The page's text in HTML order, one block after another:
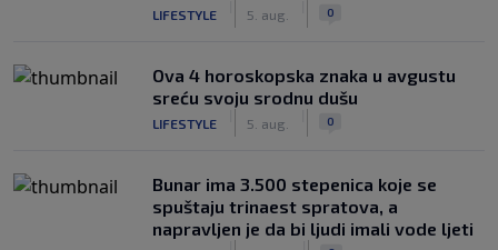
LIFESTYLE 5. aug. 0
Ova 4 horoskopska znaka u avgustu
sreću svoju srodnu dušu
LIFESTYLE 5. aug. 0
Bunar imа 3.500 stepenica koje se
spuštaju trinaest spratova, a
napravljen je da bi ljudi imali vode ljeti